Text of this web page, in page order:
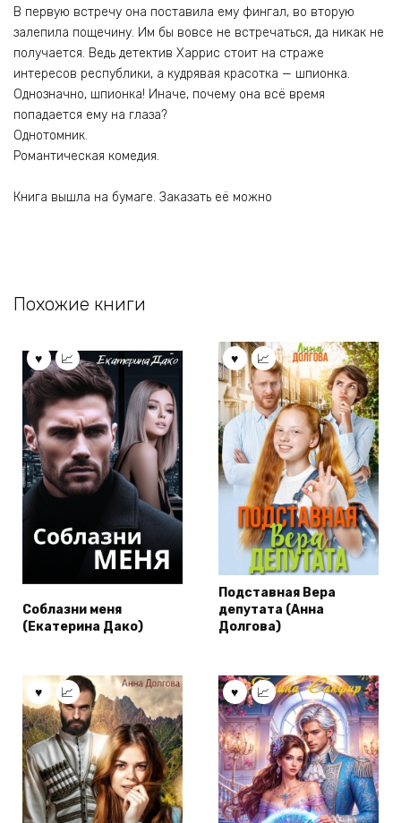
В первую встречу она поставила ему фингал, во вторую
залепила пощечину. Им бы вовсе не встречаться, да никак не
получается. Ведь детектив Харрис стоит на страже
интересов республики, а кудрявая красотка — шпионка.
Однозначно, шпионка! Иначе, почему она всё время
попадается ему на глаза?
Однотомник.
Романтическая комедия.
Книга вышла на бумаге. Заказать её можно
Похожие книги
Соблазни меня
(Екатерина Дако)
Подставная Вера
депутата (Анна
Долгова)